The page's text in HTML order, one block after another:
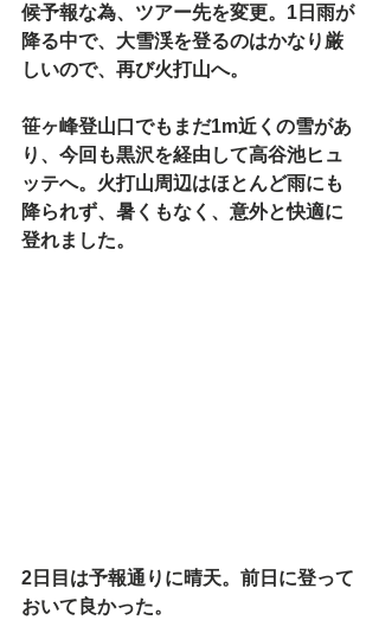
候予報な為、ツアー先を変更。1日雨が
降る中で、大雪渓を登るのはかなり厳
しいので、再び火打山へ。
笹ヶ峰登山口でもまだ1m近くの雪があ
り、今回も黒沢を経由して高谷池ヒュ
ッテへ。火打山周辺はほとんど雨にも
降られず、暑くもなく、意外と快適に
登れました。
2日目は予報通りに晴天。前日に登って
おいて良かった。